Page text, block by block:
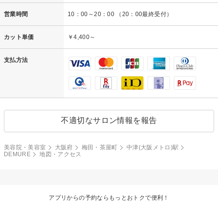
営業時間 10：00～20：00 （20：00最終受付）
カット単価 ￥4,400～
支払方法
不適切なサロン情報を報告
美容院・美容室 大阪府 梅田・茶屋町
中津(大阪メトロ)駅
DEMURE
地図・アクセス
アプリからの予約ならもっとおトクで便利！